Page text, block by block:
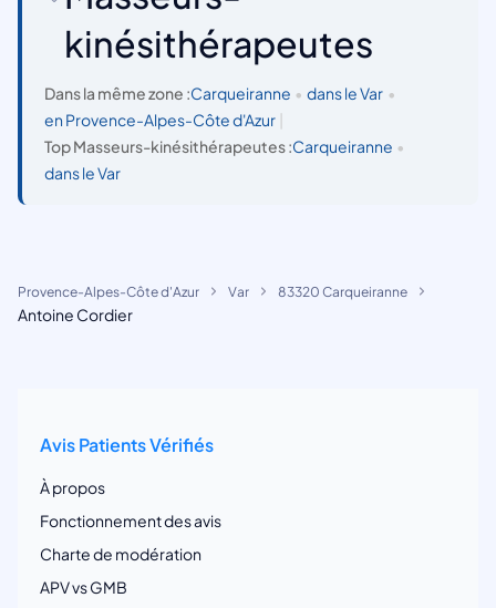
kinésithérapeutes
Dans la même zone :Carqueiranne • dans le Var •
en Provence-Alpes-Côte d'Azur
Top Masseurs-kinésithérapeutes :Carqueiranne •
dans le Var
Provence-Alpes-Côte d'Azur Var 83320 Carqueiranne
Antoine Cordier
Avis Patients Vérifiés
À propos
Fonctionnement des avis
Charte de modération
APV vs GMB